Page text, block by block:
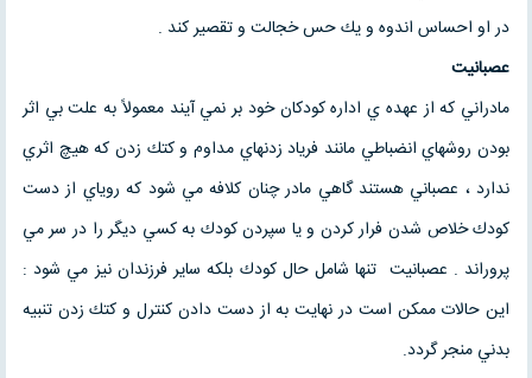
در او احساس اندوه و يك حس خجالت و تقصير كند .
عصبانيت
مادراني كه از عهده ي اداره كودكان خود بر نمي آيند معمولاً به علت بي اثر
بودن روشهاي انضباطي مانند فرياد زدنهاي مداوم و كتك زدن كه هيچ اثري
ندارد ، عصباني هستند گاهي مادر چنان كلافه مي شود كه روياي از دست
كودك خلاص شدن فرار كردن و يا سپردن كودك به كسي ديگر را در سر مي
پروراند . عصبانيت تنها شامل حال كودك بلكه ساير فرزندان نيز مي شود :
اين حالات ممكن است در نهايت به از دست دادن كنترل و كتك زدن تنبيه
بدني منجر گردد.